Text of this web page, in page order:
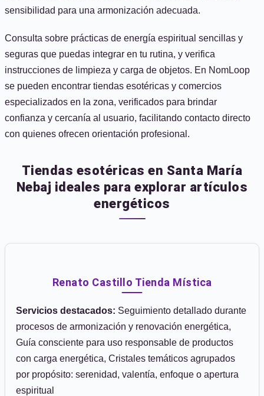
sensibilidad para una armonización adecuada.
Consulta sobre prácticas de energía espiritual sencillas y
seguras que puedas integrar en tu rutina, y verifica
instrucciones de limpieza y carga de objetos. En NomLoop
se pueden encontrar tiendas esotéricas y comercios
especializados en la zona, verificados para brindar
confianza y cercanía al usuario, facilitando contacto directo
con quienes ofrecen orientación profesional.
Tiendas esotéricas en Santa María
Nebaj ideales para explorar artículos
energéticos
Renato Castillo Tienda Mística
Servicios destacados: Seguimiento detallado durante
procesos de armonización y renovación energética,
Guía consciente para uso responsable de productos
con carga energética, Cristales temáticos agrupados
por propósito: serenidad, valentía, enfoque o apertura
espiritual